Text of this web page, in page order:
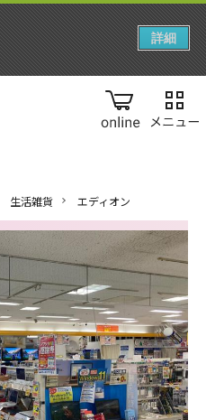
online
生活雑貨 エディオン
詳細